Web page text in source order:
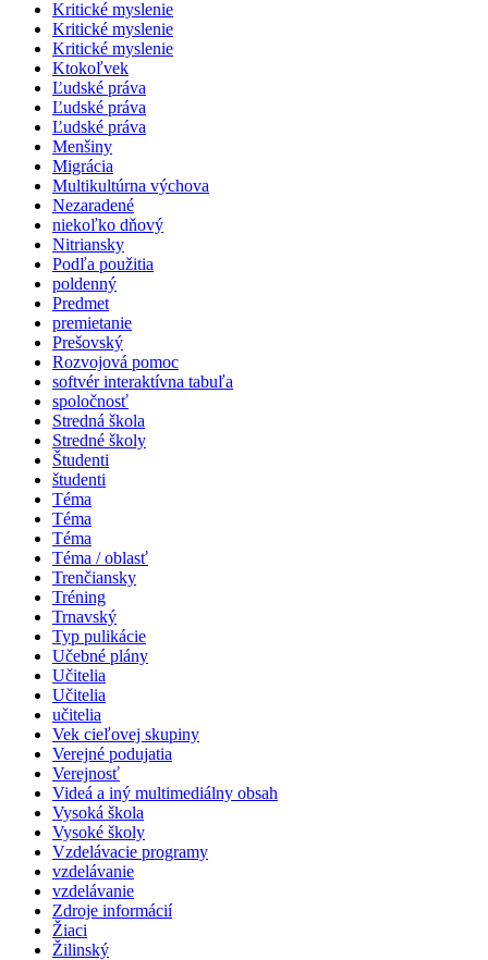
Kritické myslenie
Kritické myslenie
Kritické myslenie
Ktokoľvek
Ľudské práva
Ľudské práva
Ľudské práva
Menšiny
Migrácia
Multikultúrna výchova
Nezaradené
niekoľko dňový
Nitriansky
Podľa použitia
poldenný
Predmet
premietanie
Prešovský
Rozvojová pomoc
softvér interaktívna tabuľa
spoločnosť
Stredná škola
Stredné školy
Študenti
študenti
Téma
Téma
Téma
Téma / oblasť
Trenčiansky
Tréning
Trnavský
Typ pulikácie
Učebné plány
Učitelia
Učitelia
učitelia
Vek cieľovej skupiny
Verejné podujatia
Verejnosť
Videá a iný multimediálny obsah
Vysoká škola
Vysoké školy
Vzdelávacie programy
vzdelávanie
vzdelávanie
Zdroje informácií
Žiaci
Žilinský